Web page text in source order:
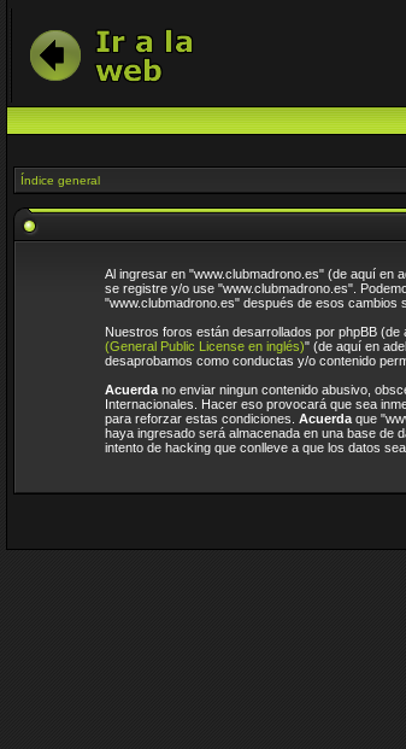
Índice general
Al ingresar en "www.clubmadrono.es" (de aquí en
se registre y/o use "www.clubmadrono.es".
"www.clubmadrono.es" después de esos cambios
Nuestros foros están desarrollados por phpBB
(General Public License en inglés)" (de aquí en
desaprobamos como conductas y/o contenido
Acuerdano enviar ningun contenido abusivo,
Internacionales. Hacer eso provocará que sea
para reforzar estas condiciones. Acuerdaque
haya ingresado será almacenada en una base de
intento de hacking que conlleve a que los datos